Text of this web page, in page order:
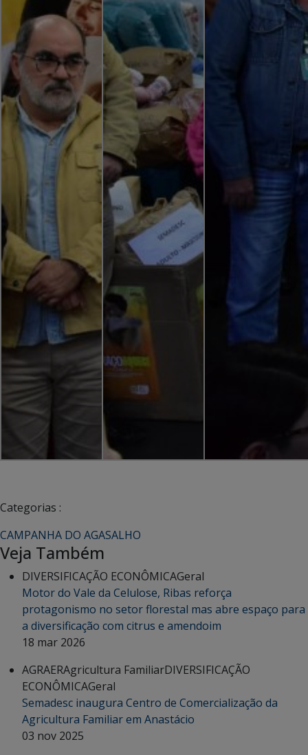
Categorias :
CAMPANHA DO AGASALHO
Veja Também
DIVERSIFICAÇÃO ECONÔMICAGeral
Motor do Vale da Celulose, Ribas reforça
protagonismo no setor florestal mas abre espaço para
a diversificação com citrus e amendoim
18 mar 2026
AGRAERAgricultura FamiliarDIVERSIFICAÇÃO
ECONÔMICAGeral
Semadesc inaugura Centro de Comercialização da
Agricultura Familiar em Anastácio
03 nov 2025